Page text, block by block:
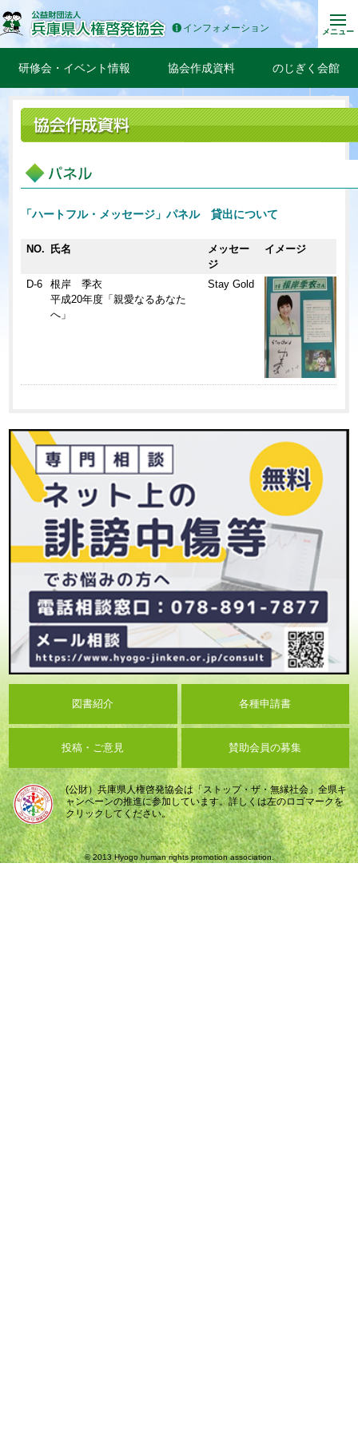
インフォメーション メニュー
研修会・イベント情報 協会作成資料 のじぎく会館
「ハートフル・メッセージ」パネル 貸出について
NO. 氏名
メッセー
ジ
イメージ
D-6
根岸 季衣
平成20年度「親愛なるあなた
へ」
Stay Gold
図書紹介 各種申請書
投稿・ご意見 賛助会員の募集
(公財）兵庫県人権啓発協会は「ストップ・ザ・無縁社会」全県キ
ャンペーンの推進に参加しています。詳しくは左のロゴマークを
クリックしてください。
© 2013 Hyogo human rights promotion association.